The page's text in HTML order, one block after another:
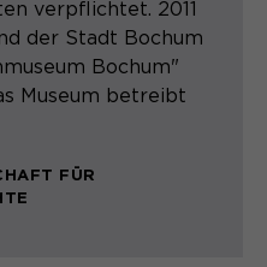
verpflichtet. 2011
der Stadt Bochum
Bochum"
Museum betreibt
FÜR
es der Website, Sie
somit Ihre Sitzung
Es speichert bei
Login für einen
Bereich die Benutzer-
entsprechenden
des Nutzers.